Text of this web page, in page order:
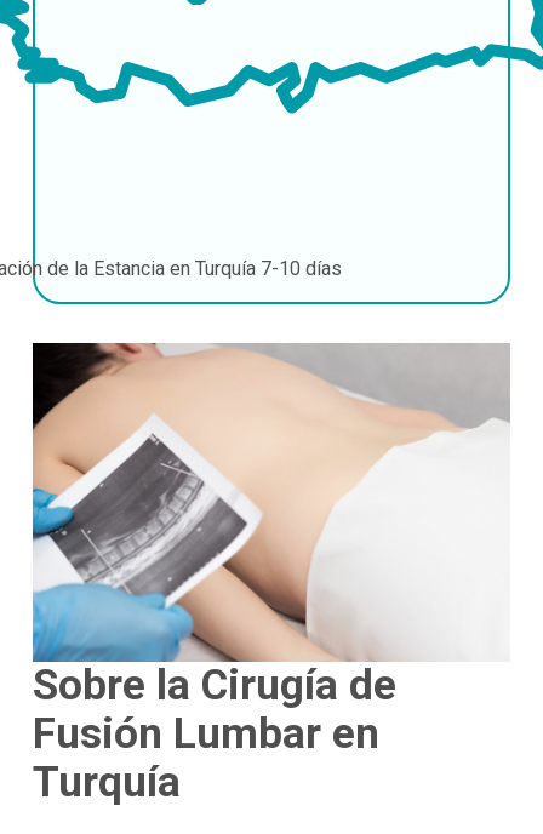
de la Estancia en Turquía 7-10 días
Sobre la Cirugía de
Fusión Lumbar en
Turquía